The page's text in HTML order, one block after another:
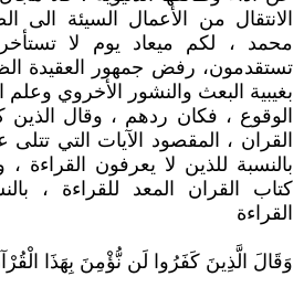
الانتقال من الأعمال السيئة الى
محمد ، لكم ميعاد يوم لا
تستقدمون، رفض جمهور العقيدة
بغيبية البعث والنشور الأخروي
الوقوع ، فكان ردهم ، وقال الذين
القران ، المقصود الآيات التي
بالنسبة للذين لا يعرفون القراءة ،
كتاب القران المعد للقراءة ،
القراءة
وَقَالَ الَّذِينَ كَفَرُوا لَن نُّؤْمِنَ بِهَذَا